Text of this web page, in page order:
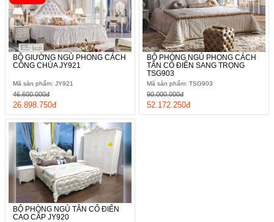
BỘ GIƯỜNG NGỦ PHONG CÁCH
CÔNG CHÚA JY921
Mã sản phẩm: JY921
26.898.750đ
46.600.000đ
BỘ PHÒNG NGỦ PHONG CÁCH
TÂN CỔ ĐIỂN SANG TRỌNG
TSG903
Mã sản phẩm: TSG903
52.172.250đ
90.000.000đ
BỘ PHÒNG NGỦ TÂN CỔ ĐIỂN
CAO CẤP JY920